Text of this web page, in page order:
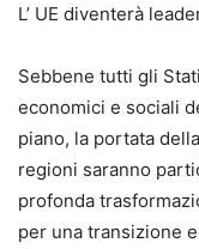
L’ UE diventerà
Sebbene tutti gli
economici e sociali
piano, la portata
regioni saranno
profonda
per una transizione